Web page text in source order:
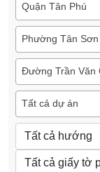
Quận Tân Phú
Phường Tân
Đường Trần Văn
Tất cả dự án